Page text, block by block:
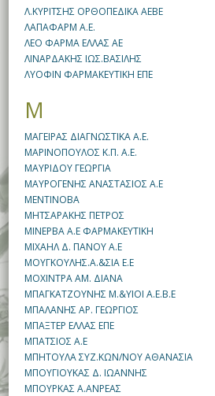
Λ.ΚΥΡΙΤΣΗΣ ΟΡΘΟΠΕΔΙΚΑ ΑΕΒΕ
ΛΑΠΑΦΑΡΜ Α.Ε.
ΛΕΟ ΦΑΡΜΑ ΕΛΛΑΣ ΑΕ
ΛΙΝΑΡΔΑΚΗΣ ΙΩΣ.ΒΑΣΙΛΗΣ
ΛΥΟΦΙΝ ΦΑΡΜΑΚΕΥΤΙΚΗ ΕΠΕ
Μ
ΜΑΓΕΙΡΑΣ ΔΙΑΓΝΩΣΤΙΚΑ Α.Ε.
ΜΑΡΙΝΟΠΟΥΛΟΣ Κ.Π. Α.Ε.
ΜΑΥΡΙΔΟΥ ΓΕΩΡΓΙΑ
ΜΑΥΡΟΓΕΝΗΣ ΑΝΑΣΤΑΣΙΟΣ A.E
ΜΕΝΤΙΝΟΒΑ
ΜΗΤΣΑΡΑΚΗΣ ΠΕΤΡΟΣ
ΜΙΝΕΡΒΑ Α.Ε ΦΑΡΜΑΚΕΥΤΙΚΗ
ΜΙΧΑΗΛ Δ. ΠΑΝΟΥ A.E
ΜΟΥΓΚΟΥΛΗΣ.Α.&ΣΙΑ Ε.Ε
ΜΟΧΙΝΤΡΑ ΑΜ. ΔΙΑΝΑ
ΜΠΑΓΚΑΤΖΟΥΝΗΣ Μ.&ΥΙΟΙ Α.Ε.Β.Ε
ΜΠΑΛΑΝΗΣ ΑΡ. ΓΕΩΡΓΙΟΣ
ΜΠΑΞΤΕΡ ΕΛΛΑΣ ΕΠΕ
ΜΠΑΤΣΙΟΣ Α.Ε
ΜΠΗΤΟΥΛΑ ΣΥΖ.ΚΩΝ/ΝΟΥ ΑΘΑΝΑΣΙΑ
ΜΠΟΥΓΙΟΥΚΑΣ Δ. ΙΩΑΝΝΗΣ
ΜΠΟΥΡΚΑΣ Α.ΑΝΡΕΑΣ